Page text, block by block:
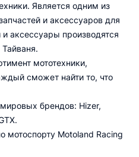
Является одним из
и аксессуаров для
и аксессуары производятся
мототехники,
сможет найти то, что
брендов: Hizer,
мотоспорту Motoland Racing